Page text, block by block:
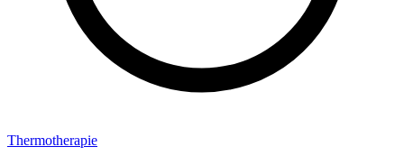
Thermotherapie